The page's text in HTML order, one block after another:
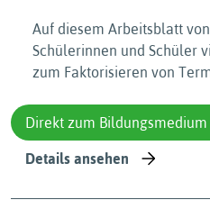
Auf diesem Arbeitsblatt
Schülerinnen und Schüler
zum Faktorisieren von
Direkt zum Bildungsmedium
Details ansehen